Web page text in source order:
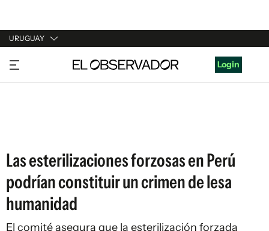
URUGUAY
URUGUAY
ARGENTINA
Login
Las esterilizaciones forzosas en Perú
podrían constituir un crimen de lesa
humanidad
El comité asegura que la esterilización forzada